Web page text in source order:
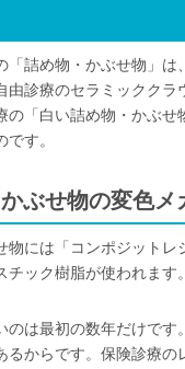
「詰め物・かぶせ物」は
由診療のセラミッククラ
の「白い詰め物・かぶせ
す。
ぶせ物の変色メ
物には「コンポジットレ
ック樹脂が使われます。
のは最初の数年だけです
るからです。保険診療の